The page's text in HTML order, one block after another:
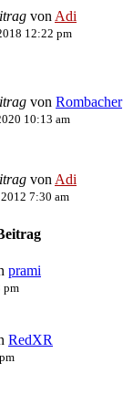
von Adi
12:22 pm
von Rombacher
10:13 am
von Adi
7:30 am
prami
pm
RedXR